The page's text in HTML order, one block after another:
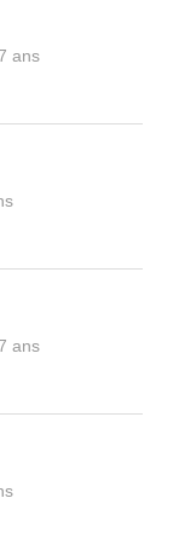
ans
ans